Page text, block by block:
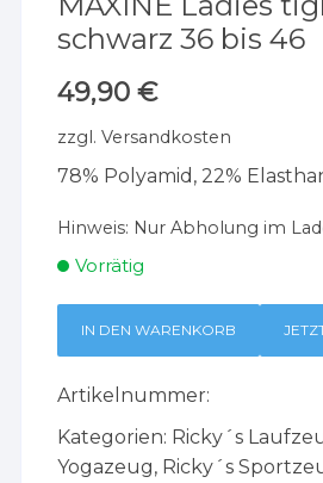
schwarz 36 bis 46
49,90€
zzgl.Versandkosten
78% Polyamid, 22%
Hinweis: Nur Abholung im
Vorrätig
IN DEN WARENKORB
Artikelnummer:
Kategorien: Ricky´s
Yogazeug, Ricky´s